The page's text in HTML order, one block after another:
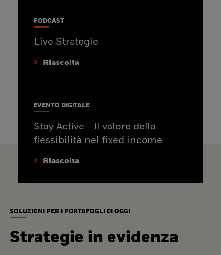
PODCAST
Live Strategie
Riascolta
EVENTO DIGITALE
Stay Active - Il valore della
flessibilità nel fixed income
Riascolta
SOLUZIONI PER I PORTAFOGLI DI OGGI
Strategie in evidenza